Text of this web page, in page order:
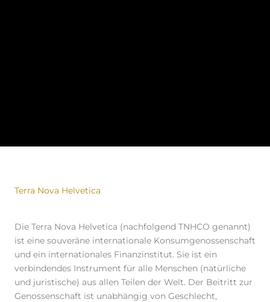
Terra Nova Helvetica
Die Terra Nova Helvetica (nachfolgend TNHCO genannt)
ist eine souveräne internationale Konsumgenossenschaft
und ein internationales Finanzinstitut. Sie ist ein
verbindendes Instrument für alle Menschen (natürliche
und juristische) aus allen Teilen der Welt. Der Beitritt zur
Genossenschaft ist unabhängig von Geschlecht,